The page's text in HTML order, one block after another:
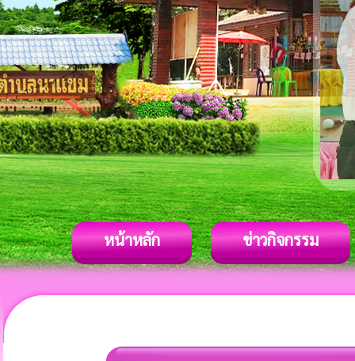
หน้าหลัก ข่าวกิจกรรม